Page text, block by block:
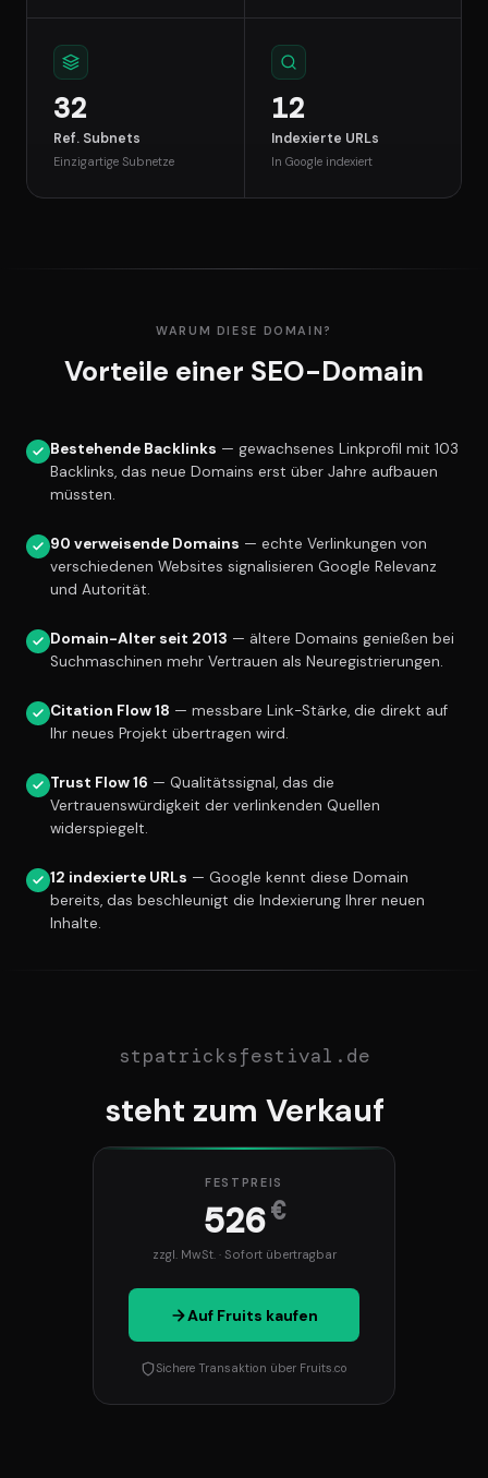
32
Ref. Subnets
Einzigartige Subnetze
12
Indexierte URLs
In Google indexiert
WARUM DIESE DOMAIN?
Vorteile einer SEO-Domain
Bestehende Backlinks — gewachsenes Linkprofil mit 103
Backlinks, das neue Domains erst über Jahre aufbauen
müssten.
90 verweisende Domains — echte Verlinkungen von
verschiedenen Websites signalisieren Google Relevanz
und Autorität.
Domain-Alter seit 2013 — ältere Domains genießen bei
Suchmaschinen mehr Vertrauen als Neuregistrierungen.
Citation Flow 18 — messbare Link-Stärke, die direkt auf
Ihr neues Projekt übertragen wird.
Trust Flow 16 — Qualitätssignal, das die
Vertrauenswürdigkeit der verlinkenden Quellen
widerspiegelt.
12 indexierte URLs — Google kennt diese Domain
bereits, das beschleunigt die Indexierung Ihrer neuen
Inhalte.
stpatricksfestival.de
steht zum Verkauf
FESTPREIS
526€
zzgl. MwSt. · Sofort übertragbar
Auf Fruits kaufen
Sichere Transaktion über Fruits.co